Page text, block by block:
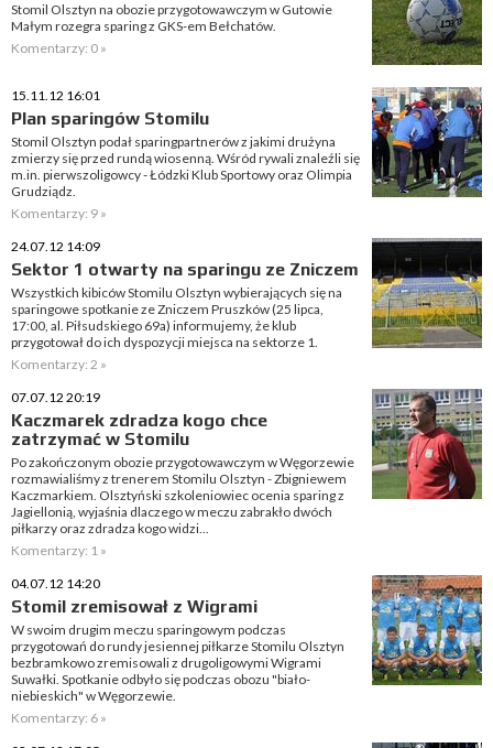
Stomil Olsztyn na obozie przygotowawczym w Gutowie
Małym rozegra sparing z GKS-em Bełchatów.
Komentarzy: 0 »
15.11.12 16:01
Plan sparingów Stomilu
Stomil Olsztyn podał sparingpartnerów z jakimi drużyna
zmierzy się przed rundą wiosenną. Wśród rywali znaleźli się
m.in. pierwszoligowcy - Łódzki Klub Sportowy oraz Olimpia
Grudziądz.
Komentarzy: 9 »
24.07.12 14:09
Sektor 1 otwarty na sparingu ze Zniczem
Wszystkich kibiców Stomilu Olsztyn wybierających się na
sparingowe spotkanie ze Zniczem Pruszków (25 lipca,
17:00, al. Piłsudskiego 69a) informujemy, że klub
przygotował do ich dyspozycji miejsca na sektorze 1.
Komentarzy: 2 »
07.07.12 20:19
Kaczmarek zdradza kogo chce
zatrzymać w Stomilu
Po zakończonym obozie przygotowawczym w Węgorzewie
rozmawialiśmy z trenerem Stomilu Olsztyn - Zbigniewem
Kaczmarkiem. Olsztyński szkoleniowiec ocenia sparing z
Jagiellonią, wyjaśnia dlaczego w meczu zabrakło dwóch
piłkarzy oraz zdradza kogo widzi...
Komentarzy: 1 »
04.07.12 14:20
Stomil zremisował z Wigrami
W swoim drugim meczu sparingowym podczas
przygotowań do rundy jesiennej piłkarze Stomilu Olsztyn
bezbramkowo zremisowali z drugoligowymi Wigrami
Suwałki. Spotkanie odbyło się podczas obozu "biało-
niebieskich" w Węgorzewie.
Komentarzy: 6 »